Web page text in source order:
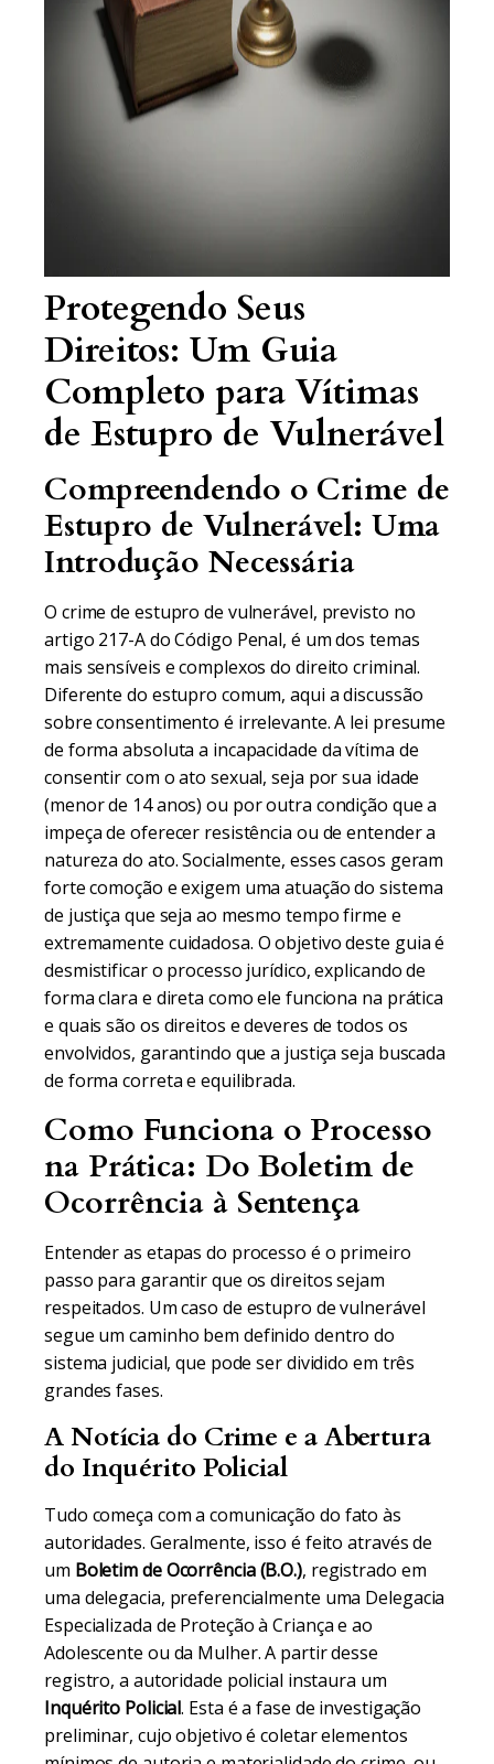
Protegendo Seus
Direitos: Um Guia
Completo para Vítimas
de Estupro de Vulnerável
Compreendendo o Crime de
Estupro de Vulnerável: Uma
Introdução Necessária
O crime de estupro de vulnerável, previsto no
artigo 217-A do Código Penal, é um dos temas
mais sensíveis e complexos do direito criminal.
Diferente do estupro comum, aqui a discussão
sobre consentimento é irrelevante. A lei presume
de forma absoluta a incapacidade da vítima de
consentir com o ato sexual, seja por sua idade
(menor de 14 anos) ou por outra condição que a
impeça de oferecer resistência ou de entender a
natureza do ato. Socialmente, esses casos geram
forte comoção e exigem uma atuação do sistema
de justiça que seja ao mesmo tempo firme e
extremamente cuidadosa. O objetivo deste guia é
desmistificar o processo jurídico, explicando de
forma clara e direta como ele funciona na prática
e quais são os direitos e deveres de todos os
envolvidos, garantindo que a justiça seja buscada
de forma correta e equilibrada.
Como Funciona o Processo
na Prática: Do Boletim de
Ocorrência à Sentença
Entender as etapas do processo é o primeiro
passo para garantir que os direitos sejam
respeitados. Um caso de estupro de vulnerável
segue um caminho bem definido dentro do
sistema judicial, que pode ser dividido em três
grandes fases.
A Notícia do Crime e a Abertura
do Inquérito Policial
Tudo começa com a comunicação do fato às
autoridades. Geralmente, isso é feito através de
um Boletim de Ocorrência (B.O.), registrado em
uma delegacia, preferencialmente uma Delegacia
Especializada de Proteção à Criança e ao
Adolescente ou da Mulher. A partir desse
registro, a autoridade policial instaura um
Inquérito Policial. Esta é a fase de investigação
preliminar, cujo objetivo é coletar elementos